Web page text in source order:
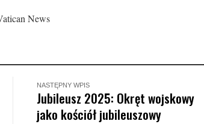
News
NASTĘPNY WPIS
Jubileusz 2025: Okręt wojskowy
jako kościół jubileuszowy